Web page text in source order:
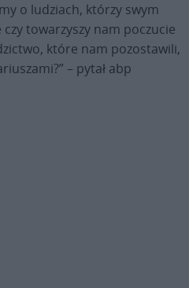
o ludziach, którzy swym
towarzyszy nam poczucie
które nam pozostawili,
– pytał abp